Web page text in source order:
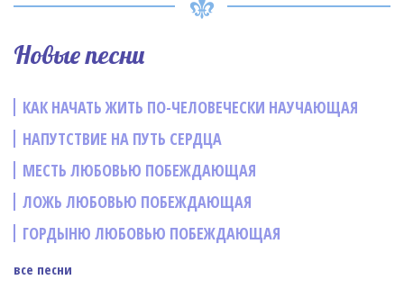
Новые песни
КАК НАЧАТЬ ЖИТЬ ПО-ЧЕЛОВЕЧЕСКИ НАУЧАЮЩАЯ
НАПУТСТВИЕ НА ПУТЬ СЕРДЦА
МЕСТЬ ЛЮБОВЬЮ ПОБЕЖДАЮЩАЯ
ЛОЖЬ ЛЮБОВЬЮ ПОБЕЖДАЮЩАЯ
ГОРДЫНЮ ЛЮБОВЬЮ ПОБЕЖДАЮЩАЯ
все песни